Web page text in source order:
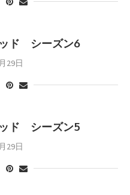
ド シーズン6
29日
ド シーズン5
29日